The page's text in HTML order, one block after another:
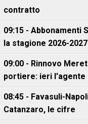
contratto
09:15 - Abbonamenti
la stagione 2026-2027
09:00 - Rinnovo
portiere: ieri l'agente
08:45 - Favasuli-
Catanzaro, le cifre